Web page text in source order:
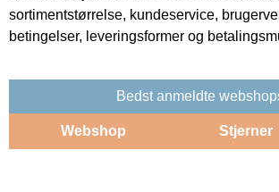
sortimentstørrelse, kundeservice,
betingelser, leveringsformer og
Bedst anmeldte
Webshop Stjerner